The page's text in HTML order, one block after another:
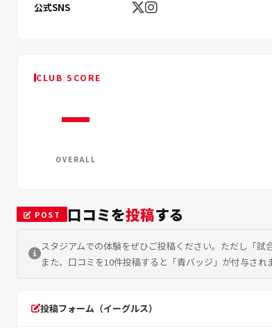
公式SNS
CLUB SCORE
—
OVERALL
POST 口コミを投稿する
スタジアムでの体験をぜひご投稿ください。ただし「試
また、口コミを10件投稿すると「青バッジ」が付与され
投稿フォーム（イーグルス）